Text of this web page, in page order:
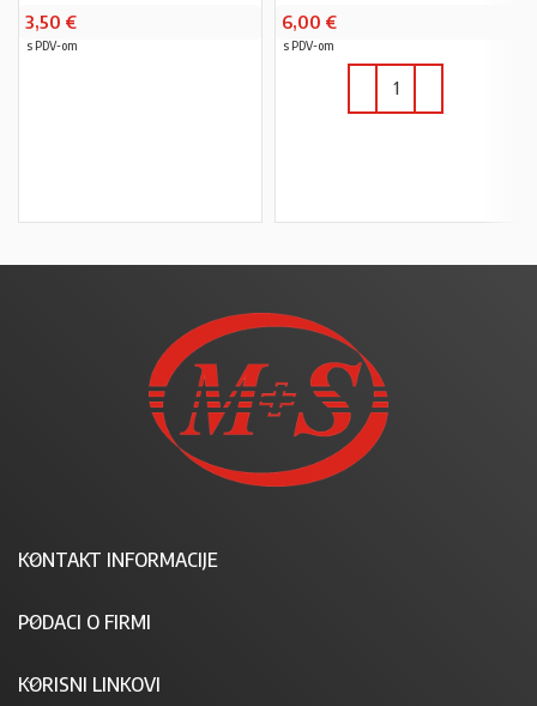
3,50 €
s PDV-om
6,00 €
s PDV-om
KONTAKT INFORMACIJE
PODACI O FIRMI
KORISNI LINKOVI